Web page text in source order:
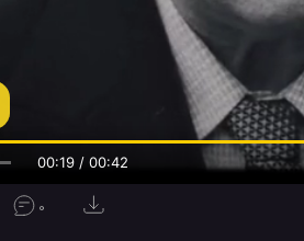
00:20 / 00:42
0